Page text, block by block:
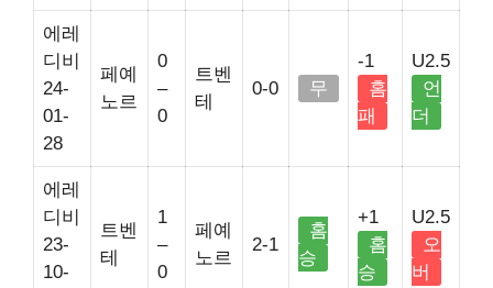
에레
디비
24-
01-
28
페예
노르
0
–
0
트벤
테
0-0 무
-1
홈
패
U2.5
언
더
에레
디비
23-
10-
트벤
테
1
–
0
페예
노르
2-1
홈
승
+1
홈
승
U2.5
오
버